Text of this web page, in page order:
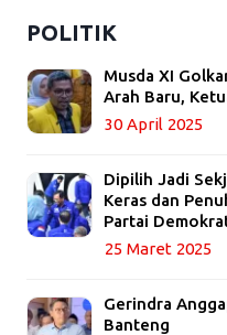
POLITIK
Musda XI
Arah Baru,
30 April 2025
Dipilih Jadi
Keras dan
Partai
25 Maret 2025
Gerindra
Banteng